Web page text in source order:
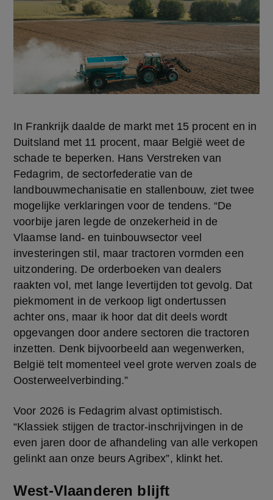
In Frankrijk daalde de markt met 15 procent en in
Duitsland met 11 procent, maar België weet de
schade te beperken. Hans Verstreken van
Fedagrim, de sectorfederatie van de
landbouwmechanisatie en stallenbouw, ziet twee
mogelijke verklaringen voor de tendens. “De
voorbije jaren legde de onzekerheid in de
Vlaamse land- en tuinbouwsector veel
investeringen stil, maar tractoren vormden een
uitzondering. De orderboeken van dealers
raakten vol, met lange levertijden tot gevolg. Dat
piekmoment in de verkoop ligt ondertussen
achter ons, maar ik hoor dat dit deels wordt
opgevangen door andere sectoren die tractoren
inzetten. Denk bijvoorbeeld aan wegenwerken,
België telt momenteel veel grote werven zoals de
Oosterweelverbinding.”
Voor 2026 is Fedagrim alvast optimistisch.
“Klassiek stijgen de tractor-inschrijvingen in de
even jaren door de afhandeling van alle verkopen
gelinkt aan onze beurs Agribex”, klinkt het.
West-Vlaanderen blijft